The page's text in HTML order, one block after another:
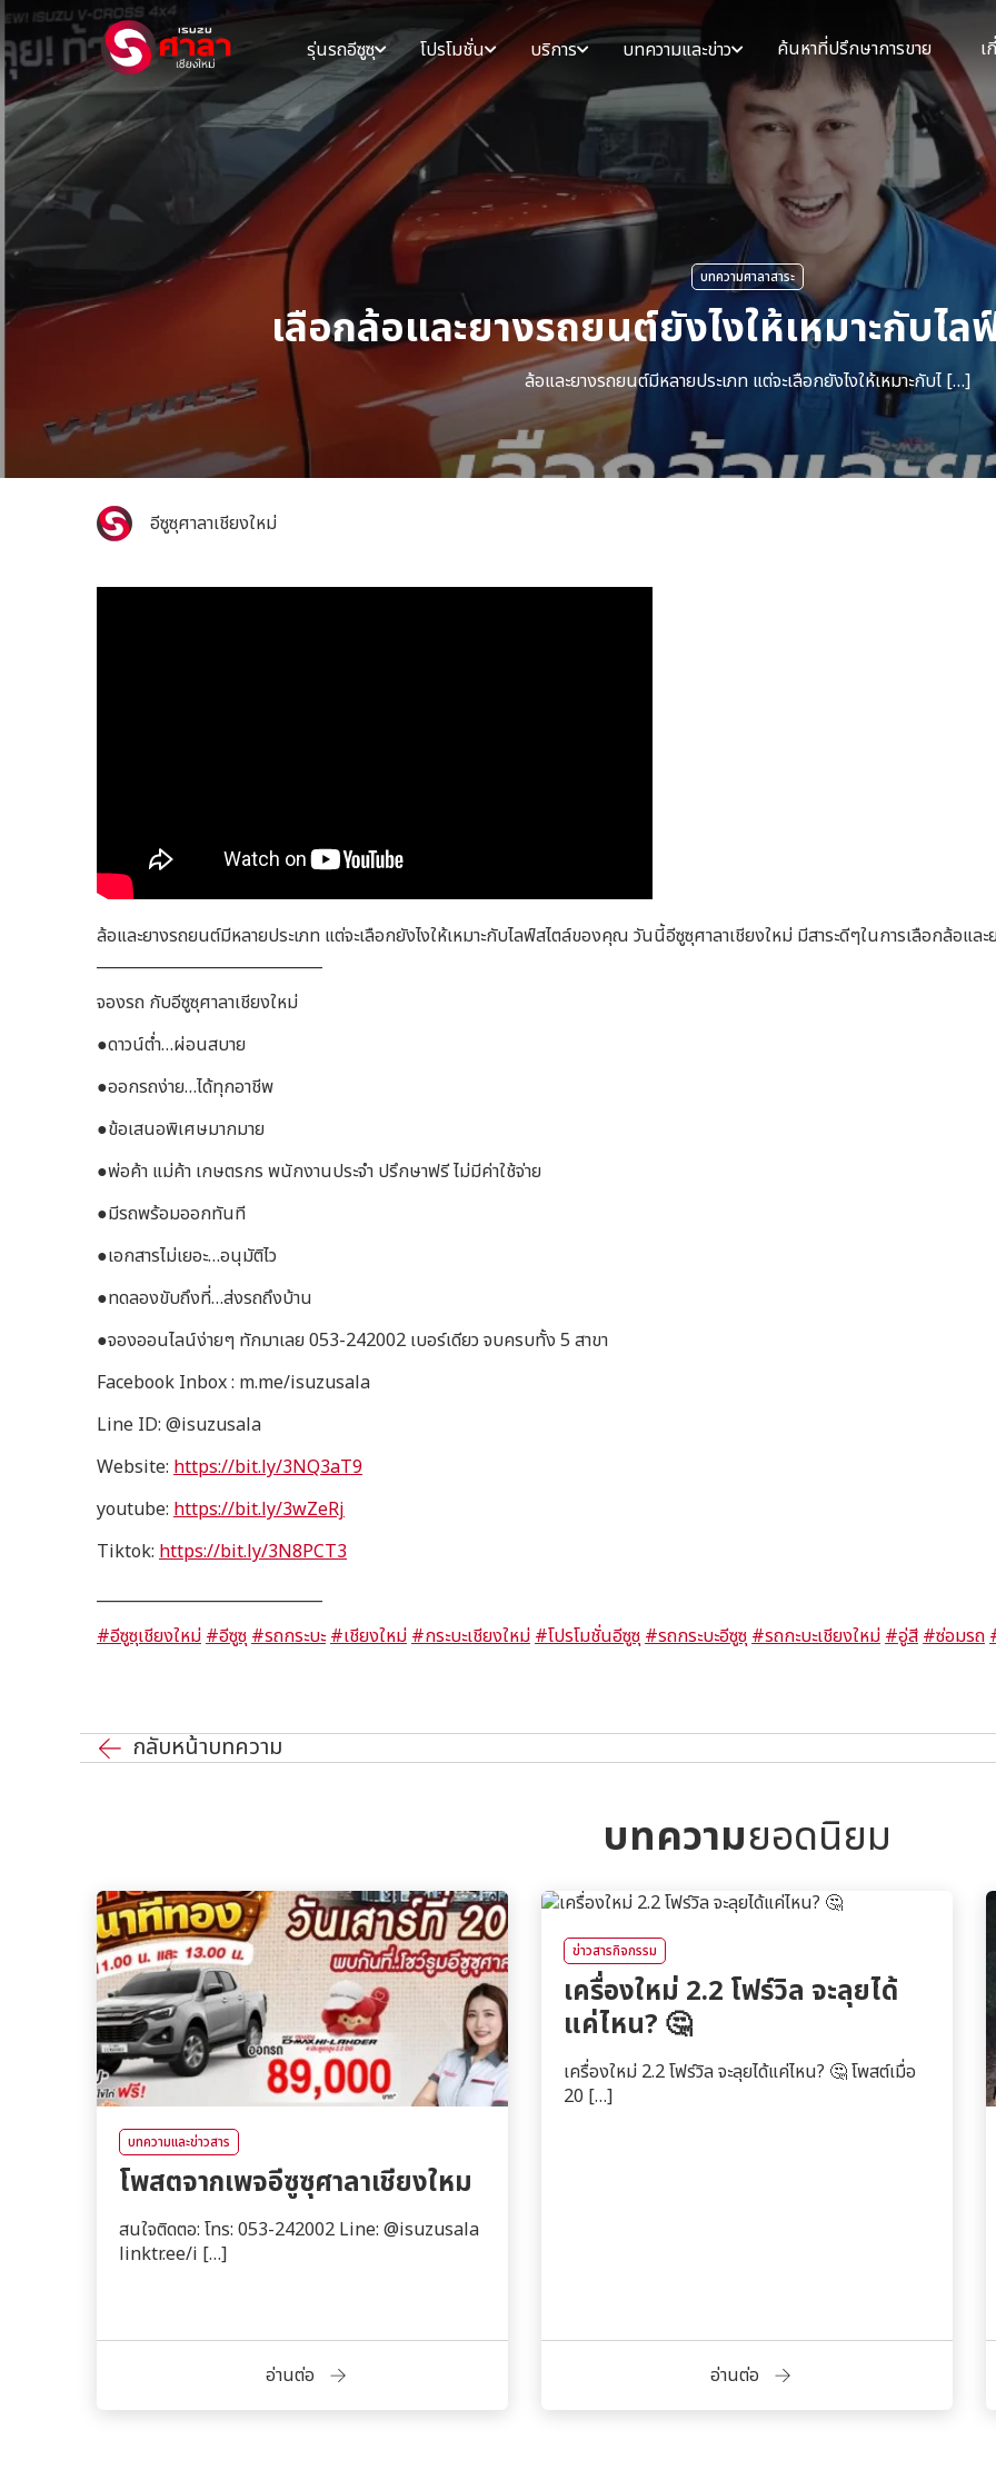
รุ่นรถอีซูซุ โปรโมชั่น บริการ บทความและข่าว ค้นหาที่ปรึกษาการขาย เ
บทความศาลาสาระ
เลือกล้อและยางรถยนต์ยังไงให้เหมาะกับไ
ล้อและยางรถยนต์มีหลายประเภท แต่จะเลือกยังไงให้เหมาะกับไ […]
อีซูซุศาลาเชียงใหม่
ล้อและยางรถยนต์มีหลายประเภท แต่จะเลือกยังไงให้เหมาะกับไลฟ์สไตล์ของคุณ วันนี้อีซูซุศาลาเชียงใหม่ มีสาระดีๆในการเลือกล้อแล
_____________________________
จองรถ กับอีซูซุศาลาเชียงใหม่
●ดาวน์ต่ำ…ผ่อนสบาย
●ออกรถง่าย…ได้ทุกอาชีพ
●ข้อเสนอพิเศษมากมาย
●พ่อค้า แม่ค้า เกษตรกร พนักงานประจำ ปรึกษาฟรี ไม่มีค่าใช้จ่าย
●มีรถพร้อมออกทันที
●เอกสารไม่เยอะ…อนุมัติไว
●ทดลองขับถึงที่…ส่งรถถึงบ้าน
●จองออนไลน์ง่ายๆ ทักมาเลย 053-242002 เบอร์เดียว จบครบทั้ง 5 สาขา
Facebook Inbox : m.me/isuzusala
Line ID: @isuzusala
Website: https://bit.ly/3NQ3aT9
youtube: https://bit.ly/3wZeRj
Tiktok: https://bit.ly/3N8PCT3
_____________________________
#อีซูซุเชียงใหม่#อีซูซุ#รถกระบะ#เชียงใหม่#กระบะเชียงใหม่#โปรโมชั่นอีซูซุ#รถกระบะอีซูซุ#รถกะบะเชียงใหม่#อู่สี#ซ่อมรถ
กลับหน้าบทความ
บทความยอดนิยม
บทความและข่าวสาร
โพสตจากเพจอีซูซุศาลาเชียงใหม
สนใจติดตอ: โทร: 053-242002 Line: @isuzusala
linktr.ee/i […]
อ่านต่อ
ข่าวสารกิจกรรม
เครื่องใหม่ 2.2 โฟร์วิล จะลุยได้
แค่ไหน? 🤔
เครื่องใหม่ 2.2 โฟร์วิล จะลุยได้แค่ไหน? 🤔 โพสต์เมื่อ
20 […]
อ่านต่อ